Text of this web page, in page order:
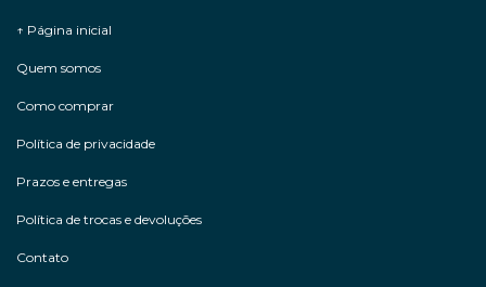
↑ Página inicial
Quem somos
Como comprar
Política de privacidade
Prazos e entregas
Política de trocas e devoluções
Contato